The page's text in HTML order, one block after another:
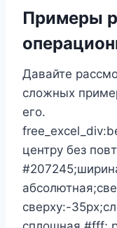
Примеры
Давайте
сложных
его.
центру без
сверху:-